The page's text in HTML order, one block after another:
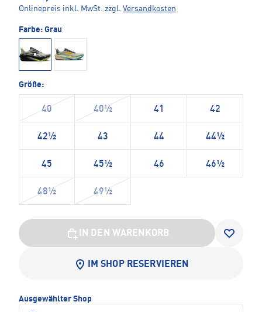
Onlinepreis inkl. MwSt. zzgl. Versandkosten
Farbe: Grau
Größe:
40 40½ 41 42
42½ 43 44 44½
45 45½ 46 46½
48½ 49½
IN DEN WARENKORB
IM SHOP RESERVIEREN
Ausgewählter Shop